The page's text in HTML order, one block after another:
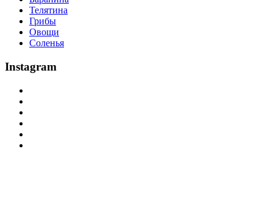
Телятина
Грибы
Овощи
Соленья
Instagram